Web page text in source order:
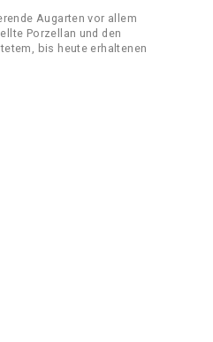
Augarten vor allem
Porzellan und den
bis heute erhaltenen